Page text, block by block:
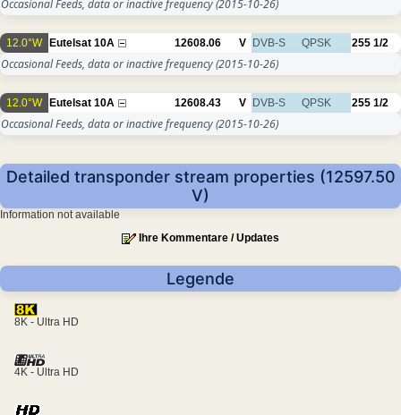
Occasional Feeds, data or inactive frequency(2015-10-26)
12.0°W Eutelsat 10A 12608.06 V DVB-S QPSK 255 1/2
Occasional Feeds, data or inactive frequency(2015-10-26)
12.0°W Eutelsat 10A 12608.43 V DVB-S QPSK 255 1/2
Occasional Feeds, data or inactive frequency(2015-10-26)
Detailed transponder stream properties (12597.50
V)
Information not available
Ihre Kommentare / Updates
Legende
8K - Ultra HD
4K - Ultra HD